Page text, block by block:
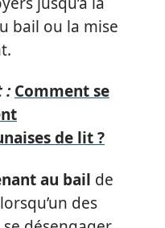
bail ou la mise
: Comment se
de lit ?
au bail de
des